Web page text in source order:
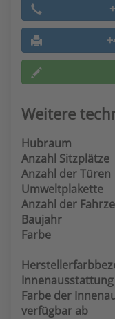
Weitere
Hubraum
Anzahl Sitzplätze
Anzahl der Türen
Umweltplakette
Anzahl der
Baujahr
Farbe
Innenausstattung
Farbe der
verfügbar ab